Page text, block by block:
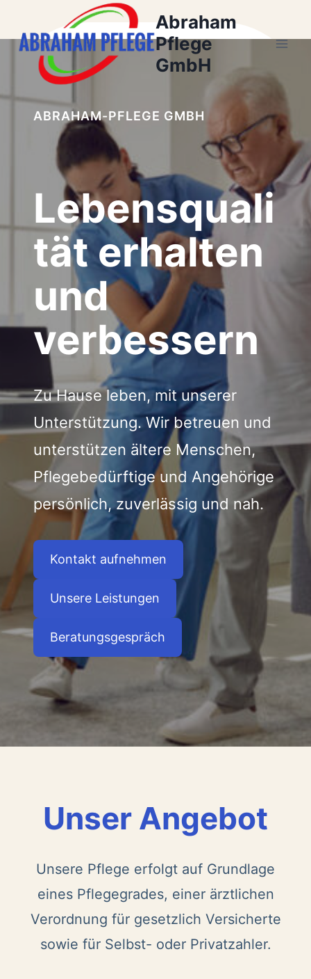
springen
Abraham
Pflege
GmbH
ABRAHAM-PFLEGE GMBH
Lebensquali
tät erhalten
und
verbessern
Zu Hause leben, mit unserer
Unterstützung. Wir betreuen und
unterstützen ältere Menschen,
Pflegebedürftige und Angehörige
persönlich, zuverlässig und nah.
Kontakt aufnehmen
Unsere Leistungen
Beratungsgespräch
Unser Angebot
Unsere Pflege erfolgt auf Grundlage
eines Pflegegrades, einer ärztlichen
Verordnung für gesetzlich Versicherte
sowie für Selbst- oder Privatzahler.